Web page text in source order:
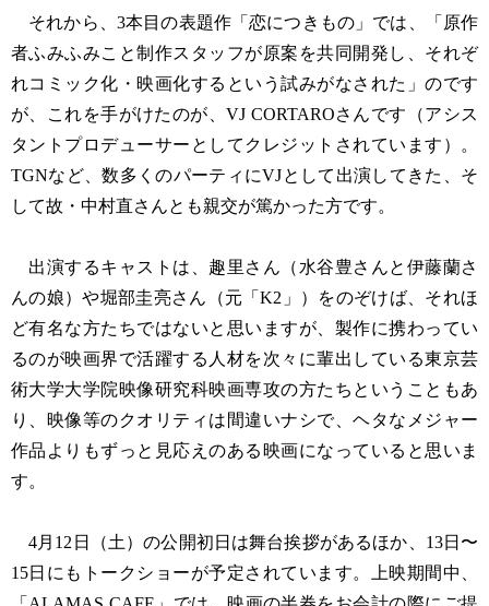
それから、3本目の表題作「恋につきもの」では、「原作
者ふみふみこと制作スタッフが原案を共同開発し、それぞ
れコミック化・映画化するという試みがなされた」のです
が、これを手がけたのが、VJ CORTAROさんです（アシス
タントプロデューサーとしてクレジットされています）。
TGNなど、数多くのパーティにVJとして出演してきた、そ
して故・中村直さんとも親交が篤かった方です。
出演するキャストは、趣里さん（水谷豊さんと伊藤蘭さ
んの娘）や堀部圭亮さん（元「K2」）をのぞけば、それほ
ど有名な方たちではないと思いますが、製作に携わってい
るのが映画界で活躍する人材を次々に輩出している東京芸
術大学大学院映像研究科映画専攻の方たちということもあ
り、映像等のクオリティは間違いナシで、ヘタなメジャー
作品よりもずっと見応えのある映画になっていると思いま
す。
4月12日（土）の公開初日は舞台挨拶があるほか、13日〜
15日にもトークショーが予定されています。上映期間中、